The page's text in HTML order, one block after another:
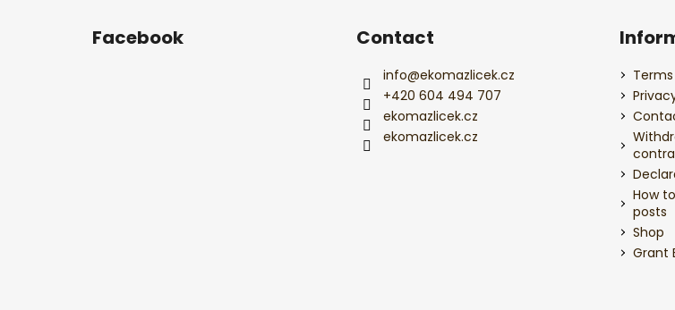
Facebook Contact
info@ekomazlicek.cz
+420 604 494 707
ekomazlicek.cz
ekomazlicek.cz
How
posts
Shop
Grant